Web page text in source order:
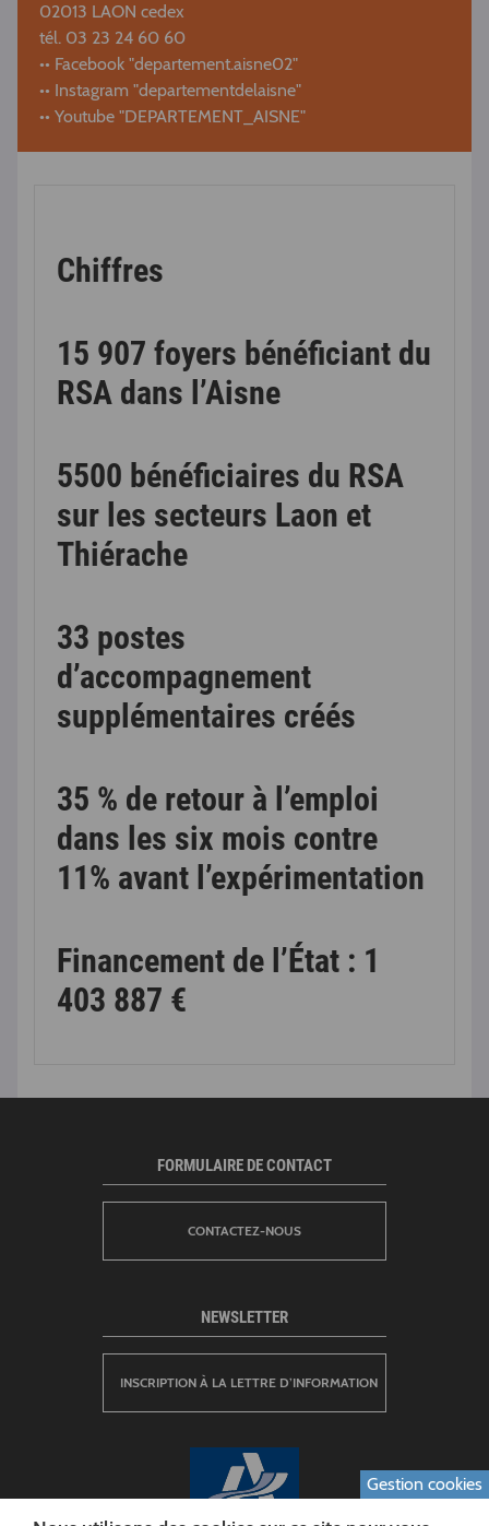
02013 LAON cedex
tél. 03 23 24 60 60
•• Facebook "departement.aisne02"
•• Instagram "departementdelaisne"
•• Youtube "DEPARTEMENT_AISNE"
Chiffres
15 907 foyers bénéficiant du
RSA dans l’Aisne
5500 bénéficiaires du RSA
sur les secteurs Laon et
Thiérache
33 postes
d’accompagnement
supplémentaires créés
35 % de retour à l’emploi
dans les six mois contre
11% avant l’expérimentation
Financement de l’État : 1
403 887 €
FORMULAIRE DE CONTACT
CONTACTEZ-NOUS
NEWSLETTER
INSCRIPTION À LA LETTRE D’INFORMATION
Gestion cookies